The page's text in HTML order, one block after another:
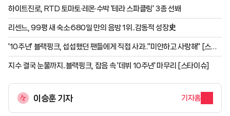
하이트진로, RTD 토마토·레몬·수박 '테라 스파클링' 3종 선봬
리센느, 99평 새 숙소·680일 만의 음방 1위..감동적 성장史
'10주년' 블랙핑크, 섭섭했던 팬들에게 직접 사과.."미안하고 사랑해" [스타
이슈]
지수 결국 눈물까지..블랙핑크, 잡음 속 '데뷔 10주년' 마무리 [스타이슈]
이승훈 기자 기자홈